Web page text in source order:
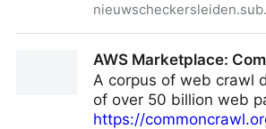
AWS Marketplace:
A corpus of web crawl
of over 50 billion web
https://